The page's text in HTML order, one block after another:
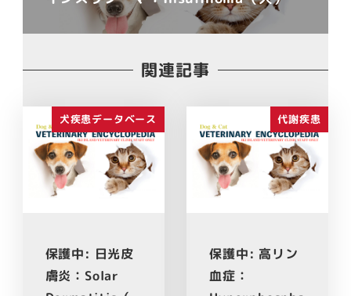
関連記事
犬疾患データベース
保護中: 日光皮
膚炎：Solar
代謝疾患
保護中: 高リン
血症：